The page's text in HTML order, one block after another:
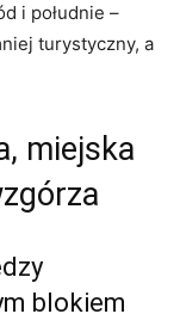
i południe –
turystyczny, a
miejska
blokiem